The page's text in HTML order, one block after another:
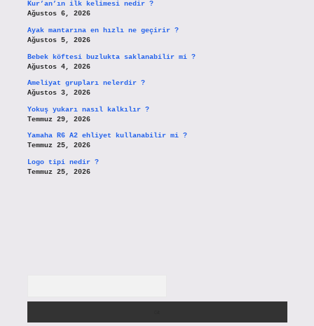
Kur’an’ın ilk kelimesi nedir ?
Ağustos 6, 2026
Ayak mantarına en hızlı ne geçirir ?
Ağustos 5, 2026
Bebek köftesi buzlukta saklanabilir mi ?
Ağustos 4, 2026
Ameliyat grupları nelerdir ?
Ağustos 3, 2026
Yokuş yukarı nasıl kalkılır ?
Temmuz 29, 2026
Yamaha R6 A2 ehliyet kullanabilir mi ?
Temmuz 25, 2026
Logo tipi nedir ?
Temmuz 25, 2026